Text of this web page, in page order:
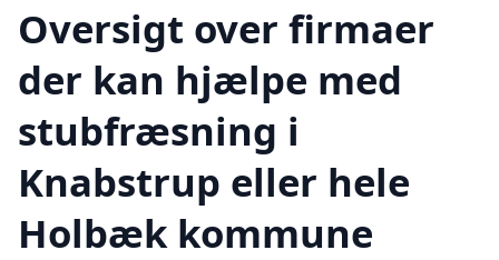
Oversigt over firmaer
der kan hjælpe med
stubfræsning i
Knabstrup eller hele
Holbæk kommune